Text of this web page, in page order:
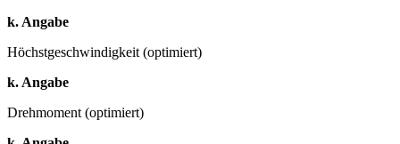
k. Angabe
Höchstgeschwindigkeit (optimiert)
k. Angabe
Drehmoment (optimiert)